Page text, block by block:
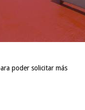
poder solicitar más